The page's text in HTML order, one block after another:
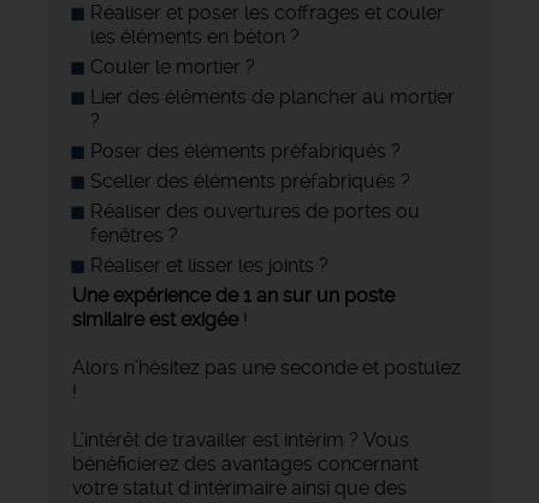
Réaliser et poser les coffrages et couler
les éléments en béton ?
Couler le mortier ?
Lier des éléments de plancher au mortier
?
Poser des éléments préfabriqués ?
Sceller des éléments préfabriqués ?
Réaliser des ouvertures de portes ou
fenêtres ?
Réaliser et lisser les joints ?
Une expérience de 1 an sur un poste
similaire est exigée!
Alors n’hésitez pas une seconde et postulez
!
L’intérêt de travailler est intérim ? Vous
bénéficierez des avantages concernant
votre statut d'intérimaire ainsi que des